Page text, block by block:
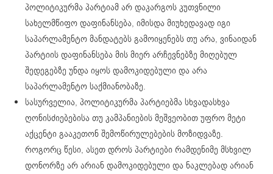
პოლიტიკურმა პარტიამ არ დაკარგოს კუთვნილი
სახელმწიფო დაფინანსება, იმისდა მიუხედავად იგი
საპარლამენტო მანდატებს გამოიყენებს თუ არა, ვინაიდან
პარტიის დაფინანსება მის მიერ არჩევნებზე მიღებულ
შედეგებზე უნდა იყოს დამოკიდებული და არა
საპარლამენტო საქმიანობაზე.
სასურველია, პოლიტიკურმა პარტიებმა სხვადასხვა
ღონისძიებებისა თუ კამპანიების მეშვეობით უფრო მეტი
აქცენტი გააკეთონ შემოწირულებების მოზიდვაზე.
როგორც წესი, ასეთ დროს პარტიები რამდენიმე მსხვილ
დონორზე არ არიან დამოკიდებული და ნაკლებად არიან